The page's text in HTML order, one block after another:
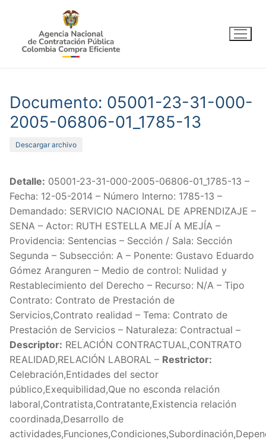
contenido
Documento: 05001-23-31-000-
2005-06806-01_1785-13
Descargar archivo
Detalle: 05001-23-31-000-2005-06806-01_1785-13 –
Fecha: 12-05-2014 – Número Interno: 1785-13 –
Demandado: SERVICIO NACIONAL DE APRENDIZAJE –
SENA – Actor: RUTH ESTELLA MEJÍ A MEJÍA –
Providencia: Sentencias – Sección / Sala: Sección
Segunda – Subsección: A – Ponente: Gustavo Eduardo
Gómez Aranguren – Medio de control: Nulidad y
Restablecimiento del Derecho – Recurso: N/A – Tipo
Contrato: Contrato de Prestación de
Servicios,Contrato realidad – Tema: Contrato de
Prestación de Servicios – Naturaleza: Contractual –
Descriptor: RELACIÓN CONTRACTUAL,CONTRATO
REALIDAD,RELACIÓN LABORAL – Restrictor:
Celebración,Entidades del sector
público,Exequibilidad,Que no esconda relación
laboral,Contratista,Contratante,Existencia relación
coordinada,Desarrollo de